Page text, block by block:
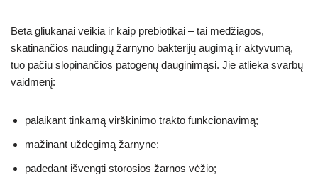
Beta gliukanai veikia ir kaip prebiotikai – tai medžiagos,
skatinančios naudingų žarnyno bakterijų augimą ir aktyvumą,
tuo pačiu slopinančios patogenų dauginimąsi. Jie atlieka svarbų
vaidmenį:
palaikant tinkamą virškinimo trakto funkcionavimą;
mažinant uždegimą žarnyne;
padedant išvengti storosios žarnos vėžio;